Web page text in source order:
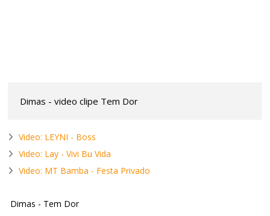
Dimas - video clipe Tem Dor
Video: LEYNI - Boss
Video: Lay - Vivi Bu Vida
Video: MT Bamba - Festa Privado
Dimas - Tem Dor